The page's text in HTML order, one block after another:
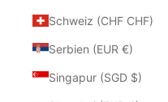
Schweiz (CHF CHF)
Serbien (EUR €)
Singapur (SGD $)